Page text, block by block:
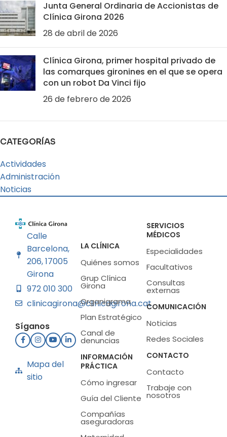
Junta General Ordinaria de Accionistas de
Clínica Girona 2026
28 de abril de 2026
Clínica Girona, primer hospital privado de
las comarques gironines en el que se opera
con un robot Da Vinci fijo
26 de febrero de 2026
CATEGORÍAS
Actividades
Administración
Noticias
Calle
Barcelona,
206, 17005
Girona
972 010 300
clinicagirona@clinicagirona.cat
Síganos
Mapa del
sitio
LA CLÍNICA
Quiénes somos
Grup Clínica
Girona
Organigrama
Plan Estratégico
Canal de
denuncias
INFORMACIÓN
PRÁCTICA
Cómo ingresar
Guía del Cliente
Compañías
aseguradoras
SERVICIOS
MÉDICOS
Especialidades
Facultativos
Consultas
externas
COMUNICACIÓN
Noticias
Redes Sociales
CONTACTO
Contacto
Trabaje con
nosotros